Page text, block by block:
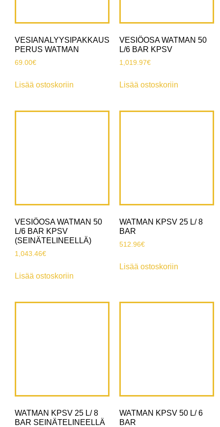
VESIANALYYSIPAKKAUS
PERUS WATMAN
69.00€
Lisää ostoskoriin
VESIÖOSA WATMAN 50
L/6 BAR KPSV
1,019.97€
Lisää ostoskoriin
VESIÖOSA WATMAN 50
L/6 BAR KPSV
(SEINÄTELINEELLÄ)
1,043.46€
Lisää ostoskoriin
WATMAN KPSV 25 L/ 8
BAR
512.96€
Lisää ostoskoriin
WATMAN KPSV 25 L/ 8
BAR SEINÄTELINEELLÄ
WATMAN KPSV 50 L/ 6
BAR